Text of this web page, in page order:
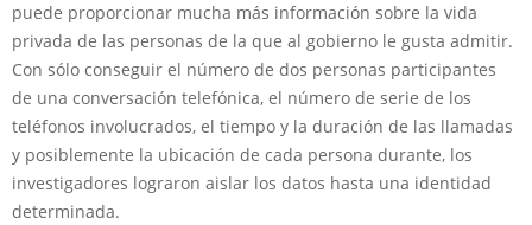
puede proporcionar mucha más información sobre la vida
privada de las personas de la que al gobierno le gusta admitir.
Con sólo conseguir el número de dos personas participantes
de una conversación telefónica, el número de serie de los
teléfonos involucrados, el tiempo y la duración de las llamadas
y posiblemente la ubicación de cada persona durante, los
investigadores lograron aislar los datos hasta una identidad
determinada.